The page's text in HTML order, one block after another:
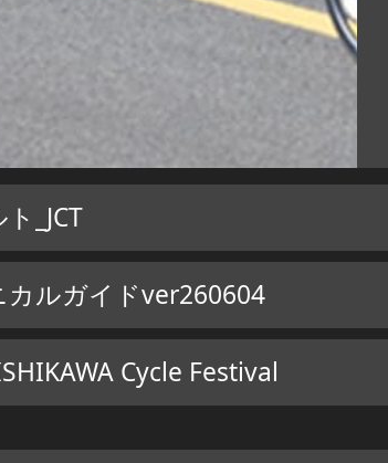
_JCT
カルガイドver260604
Cycle Festival